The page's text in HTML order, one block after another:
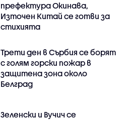
префектура Окинава,
Източен Китай се готви за
стихията
Трети ден в Сърбия се борят
с голям горски пожар в
защитена зона около
Белград
Зеленски и Вучич се